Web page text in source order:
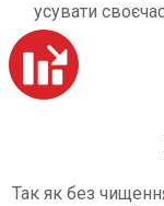
усувати
Так як без